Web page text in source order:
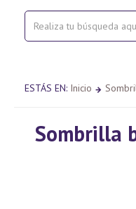
ESTÁS EN: Inicio
Sombrilla